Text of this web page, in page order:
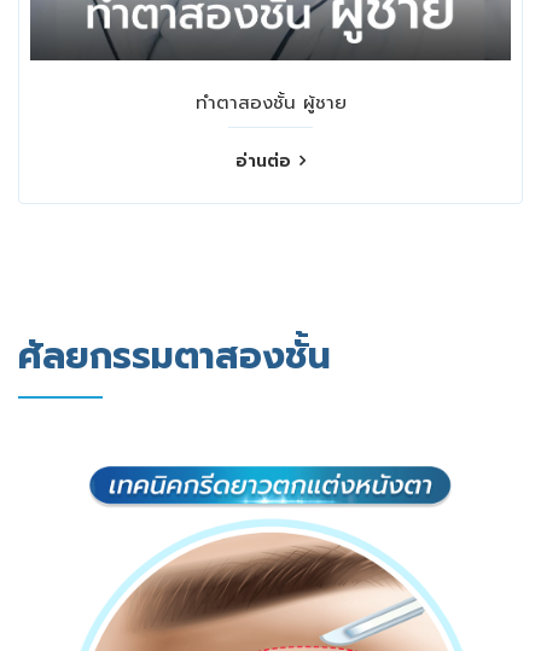
ทำตาสองชั้น ผู้ชาย
อ่านต่อ
ศัลยกรรมตาสองชั้น